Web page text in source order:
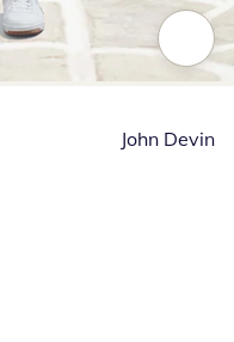
Preis: 42,99 €
John Devin